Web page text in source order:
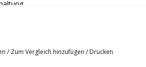
/ Zum Vergleich hinzufügen / Drucken